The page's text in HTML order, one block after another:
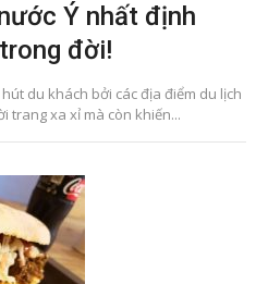
Ý nhất định
đời!
du khách bởi các địa điểm du lịch
trang xa xỉ mà còn khiến...